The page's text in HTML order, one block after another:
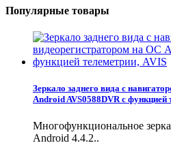
Популярные товары
Зеркало заднего вида с
Android AVS0588DVR с функцией
Многофункциональное
Android 4.4.2..